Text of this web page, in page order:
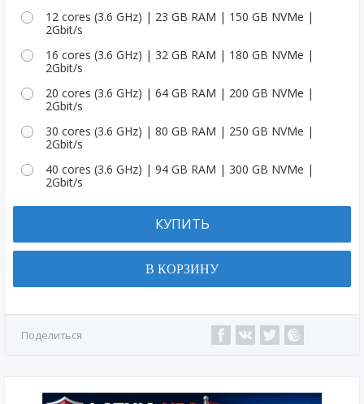
12 cores (3.6 GHz) | 23 GB RAM | 150 GB NVMe |
2Gbit/s
16 cores (3.6 GHz) | 32 GB RAM | 180 GB NVMe |
2Gbit/s
20 cores (3.6 GHz) | 64 GB RAM | 200 GB NVMe |
2Gbit/s
30 cores (3.6 GHz) | 80 GB RAM | 250 GB NVMe |
2Gbit/s
40 cores (3.6 GHz) | 94 GB RAM | 300 GB NVMe |
2Gbit/s
КУПИТЬ
В КОРЗИНУ
Поделиться